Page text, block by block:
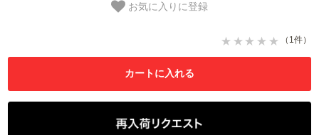
お気に入りに登録
（1件）